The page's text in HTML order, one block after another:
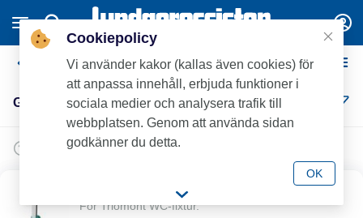
Gustavsberg WC-fixtur
Gustavsberg WC-fixtur (5)
För Triomont WC-fixtur.
Cookiepolicy
Vi använder kakor (kallas även cookies) för
att anpassa innehåll, erbjuda funktioner i
sociala medier och analysera trafik till
webbplatsen. Genom att använda sidan
godkänner du detta.
OK